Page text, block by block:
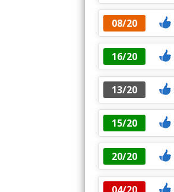
08/20
16/20
13/20
15/20
20/20